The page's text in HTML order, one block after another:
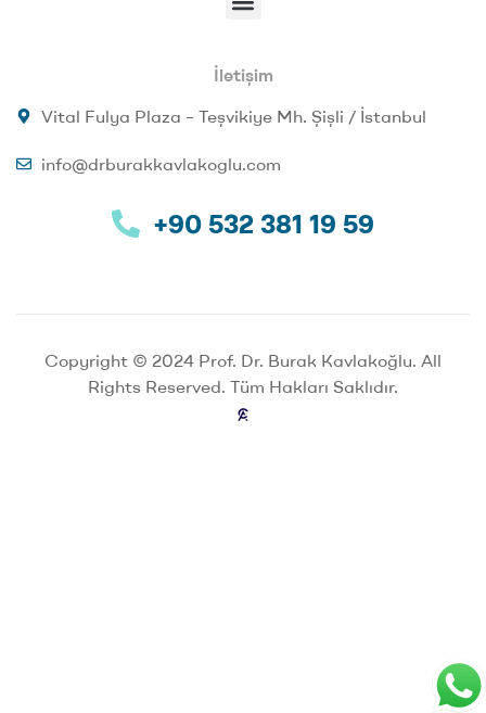
İletişim
Vital Fulya Plaza – Teşvikiye Mh. Şişli / İstanbul
info@drburakkavlakoglu.com
+90 532 381 19 59
Copyright © 2024 Prof. Dr. Burak Kavlakoğlu. All
Rights Reserved. Tüm Hakları Saklıdır.